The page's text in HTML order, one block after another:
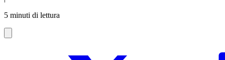
5 minuti di lettura